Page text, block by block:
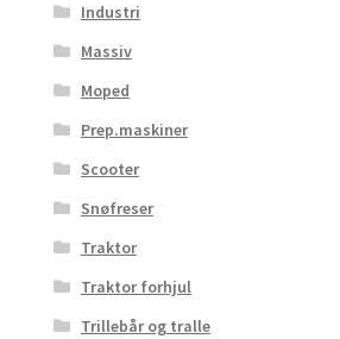
Industri
Massiv
Moped
Prep.maskiner
Scooter
Snøfreser
Traktor
Traktor forhjul
Trillebår og tralle